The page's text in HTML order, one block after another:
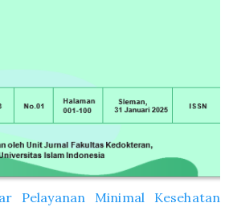
Pelayanan Minimal Kesehatan